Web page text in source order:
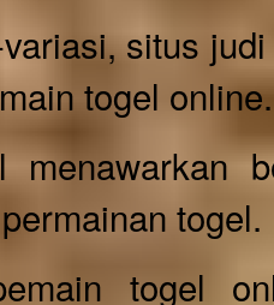
situs
togel online.
menawarkan
togel.
togel